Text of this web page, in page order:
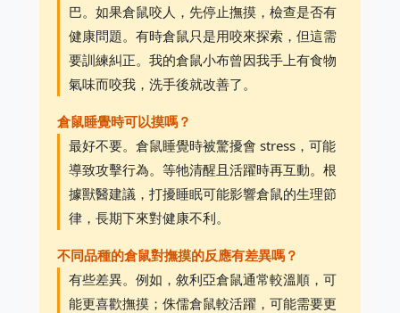
巴。如果倉鼠咬人，先停止撫摸，檢查是否有
健康問題。有時倉鼠只是用咬來探索，但這需
要訓練糾正。我的倉鼠小布曾因我手上有食物
氣味而咬我，洗手後就改善了。
倉鼠睡覺時可以摸嗎？
最好不要。倉鼠睡覺時被驚擾會 stress，可能
導致攻擊行為。等牠清醒且活躍時再互動。根
據獸醫建議，打擾睡眠可能影響倉鼠的生理節
律，長期下來對健康不利。
不同品種的倉鼠對撫摸的反應有差異嗎？
有些差異。例如，敘利亞倉鼠通常較溫順，可
能更喜歡撫摸；侏儒倉鼠較活躍，可能需要更